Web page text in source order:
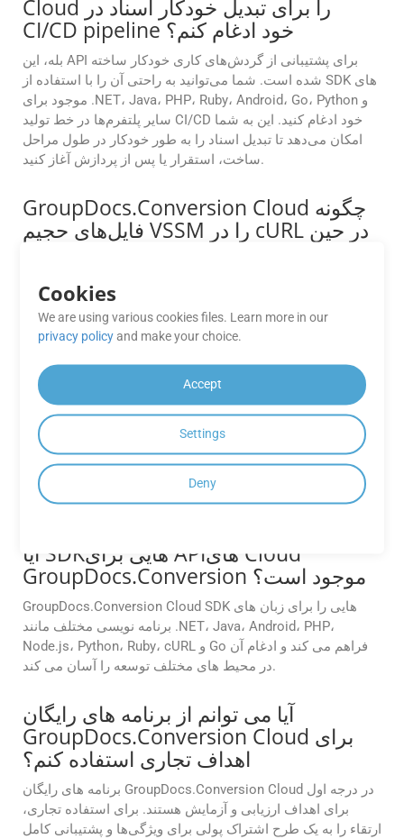
Cloud را برای تبدیل خودکار اسناد در
CI/CD pipeline خود ادغام کنم؟
بله، این API برای پشتیبانی از گردش‌های کاری خودکار ساخته
شده است. شما می‌توانید به راحتی آن را با استفاده از SDK های
موجود برای .NET، Java، PHP، Ruby، Android، Go، Python و
سایر پلتفرم‌ها در خط تولید CI/CD خود ادغام کنید. این به شما
امکان می‌دهد تا تبدیل اسناد را به طور خودکار در طول مراحل
ساخت، استقرار یا پس از پردازش آغاز کنید.
GroupDocs.Conversion Cloud چگونه
فایل‌های حجیم VSSM را در cURL در حین
تبدیل مدیریت می‌کند؟
GroupDocs.Conversion Cloud برای مدیریت روان فایل‌های
بزرگ ساخته شده است. چه با یک سند کوچک کار کنید و چه با
سندی با حجم چندین گیگابایت، API این نرم‌افزار تبدیل‌ها را سریع
آیا محدودیتی برای ویژگی های موجود در
GroupDocs.Conversion Cloud Free
GroupDocs.Conversion برنامه‌های رایگان Cloud ممکن است
محدودیت‌هایی در تعداد تبدیل‌ها، اندازه فایل یا فرمت‌های خروجی
در مقایسه با طرح‌های اشتراک پولی داشته باشند.
آیا SDKهایی برای APIهای Cloud
GroupDocs.Conversion موجود است؟
GroupDocs.Conversion Cloud SDK هایی را برای زبان های
برنامه نویسی مختلف مانند .NET، Java، Android، PHP،
Node.js، Python، Ruby، cURL و Go فراهم می کند و ادغام آن
در محیط های مختلف توسعه را آسان می کند.
آیا می توانم از برنامه های رایگان
GroupDocs.Conversion Cloud برای
اهداف تجاری استفاده کنم؟
برنامه های رایگان GroupDocs.Conversion Cloud در درجه اول
برای اهداف ارزیابی و آزمایش هستند. برای استفاده تجاری،
ارتقاء را به یک طرح اشتراک پولی برای ویژگی‌ها و پشتیبانی کامل
Cookies
We are using various cookies files. Learn more in our
privacy policyand make your choice.
Accept
Settings
Deny